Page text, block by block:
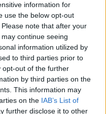
information for
use the below opt-out
note that after your
continue seeing
information utilized by
to third parties prior to
opt-out of the further
by third parties on the
This information may
on the IAB’s List of
further disclose it to other
00:00:30
r.: dviejų moterų ir
temperatūra kils iki